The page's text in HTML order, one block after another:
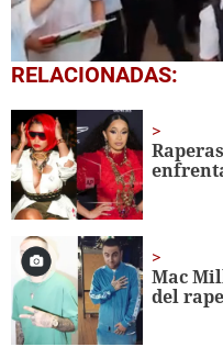
0
seconds
1
minute,
56
seconds
RELACIONADAS:
Mac
del